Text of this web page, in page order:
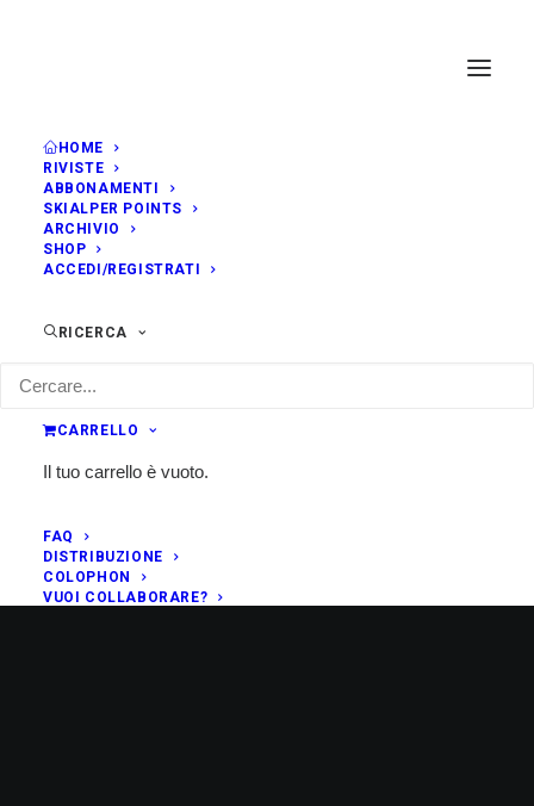
HOME
RIVISTE
ABBONAMENTI
SKIALPER POINTS
ARCHIVIO
SHOP
ACCEDI/REGISTRATI
RICERCA
CARRELLO
Il tuo carrello è vuoto.
FAQ
DISTRIBUZIONE
COLOPHON
VUOI COLLABORARE?